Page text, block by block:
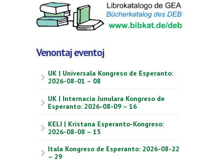
Venontaj eventoj
UK | Universala Kongreso de Esperanto:
2026-08-01 – 08
IJK | Internacia Junulara Kongreso de
Esperanto: 2026-08-09 – 16
KELI | Kristana Esperanto-Kongreso:
2026-08-08 – 15
Itala Kongreso de Esperanto: 2026-08-22
– 29